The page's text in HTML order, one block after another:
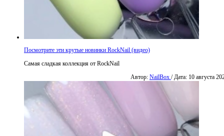
Посмотрите эти крутые новинки RockNail (видео)
Самая сладкая коллекция от RockNail
Автор: NailBox / Дата: 10 августа